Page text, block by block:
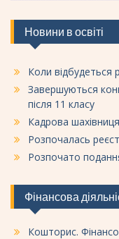
Новини в освіті
Коли відбудеться
Завершуються
після 11 класу
Кадрова
Розпочалась
Розпочато
Фінансова
Кошторис.